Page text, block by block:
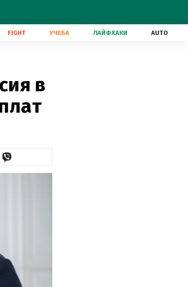
FIGHT УЧЕБА ЛАЙФХАКИ AUTO
в